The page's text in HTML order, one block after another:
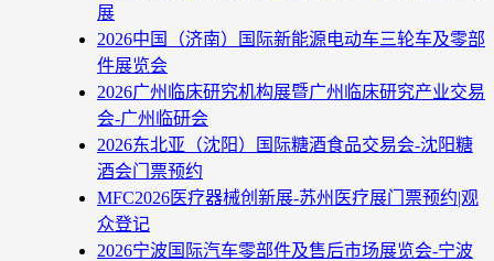
展
2026中国（济南）国际新能源电动车三轮车及零部
件展览会
2026广州临床研究机构展暨广州临床研究产业交易
会-广州临研会
2026东北亚（沈阳）国际糖酒食品交易会-沈阳糖
酒会门票预约
MFC2026医疗器械创新展-苏州医疗展门票预约|观
众登记
2026宁波国际汽车零部件及售后市场展览会-宁波